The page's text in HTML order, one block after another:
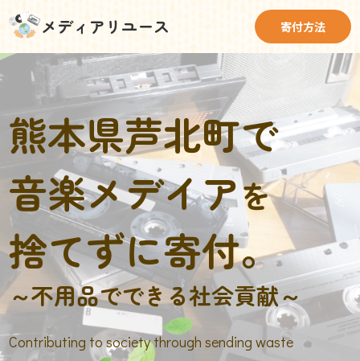
メディアリユース 寄付方法
熊本県芦北町で
音楽メデイアを
捨てずに寄付。
～不用品でできる社会貢献～
Contributing to society through sending waste